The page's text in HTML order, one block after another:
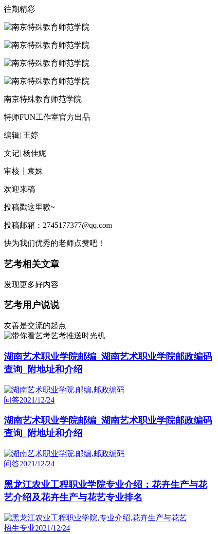
往期精彩
南京特殊教育师范学院
特师FUN工作室官方出品
编辑| 王婷
文记| 杨佳妮
审核丨袁姝
欢迎来稿
投稿戳这里嗷~
投稿邮箱：2745177377@qq.com
快为我们优秀的老师点赞吧！
艺考相关文章
发现更多好内容
艺考用户说说
友善是交流的起点
艺考推送时光机
湖南艺术职业学院邮编_湖南艺术职业学院邮政编码
查询_附地址和介绍
问答2021/12/24
湖南艺术职业学院邮编_湖南艺术职业学院邮政编码
查询_附地址和介绍
问答2021/12/24
黑龙江农业工程职业学院专业介绍：花卉生产与花
艺介绍及花卉生产与花艺专业排名
招生专业2021/12/24